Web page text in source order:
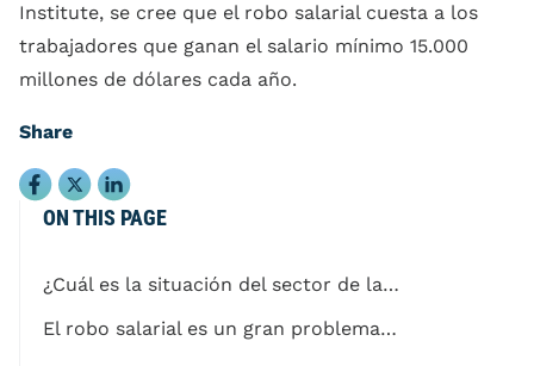
Institute, se cree que el robo salarial cuesta a los
trabajadores que ganan el salario mínimo 15.000
millones de dólares cada año.
Share
ON THIS PAGE
¿Cuál es la situación del sector de la comida rápida?
El robo salarial es un gran problema en la comida rápida